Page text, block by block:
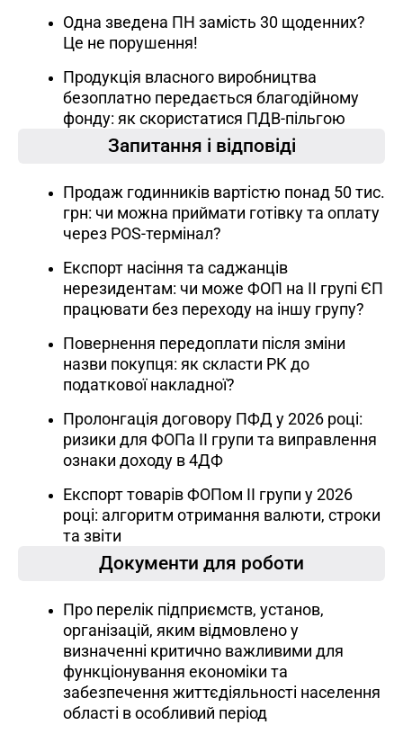
Одна зведена ПН замість 30 щоденних?
Це не порушення!
Продукція власного виробництва
безоплатно передається благодійному
фонду: як скористатися ПДВ-пільгою
Запитання і відповіді
Продаж годинників вартістю понад 50 тис.
грн: чи можна приймати готівку та оплату
через POS-термінал?
Експорт насіння та саджанців
нерезидентам: чи може ФОП на ІІ групі ЄП
працювати без переходу на іншу групу?
Повернення передоплати після зміни
назви покупця: як скласти РК до
податкової накладної?
Пролонгація договору ПФД у 2026 році:
ризики для ФОПа ІІ групи та виправлення
ознаки доходу в 4ДФ
Експорт товарів ФОПом ІІ групи у 2026
році: алгоритм отримання валюти, строки
та звіти
Документи для роботи
Про перелік підприємств, установ,
організацій, яким відмовлено у
визначенні критично важливими для
функціонування економіки та
забезпечення життєдіяльності населення
області в особливий період